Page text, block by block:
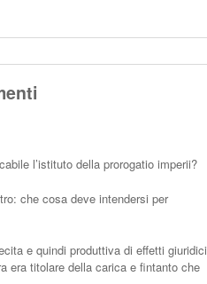
l’istituto della prorogatio imperii?
che cosa deve intendersi per
e quindi produttiva di effetti giuridici
era titolare della carica e fintanto che